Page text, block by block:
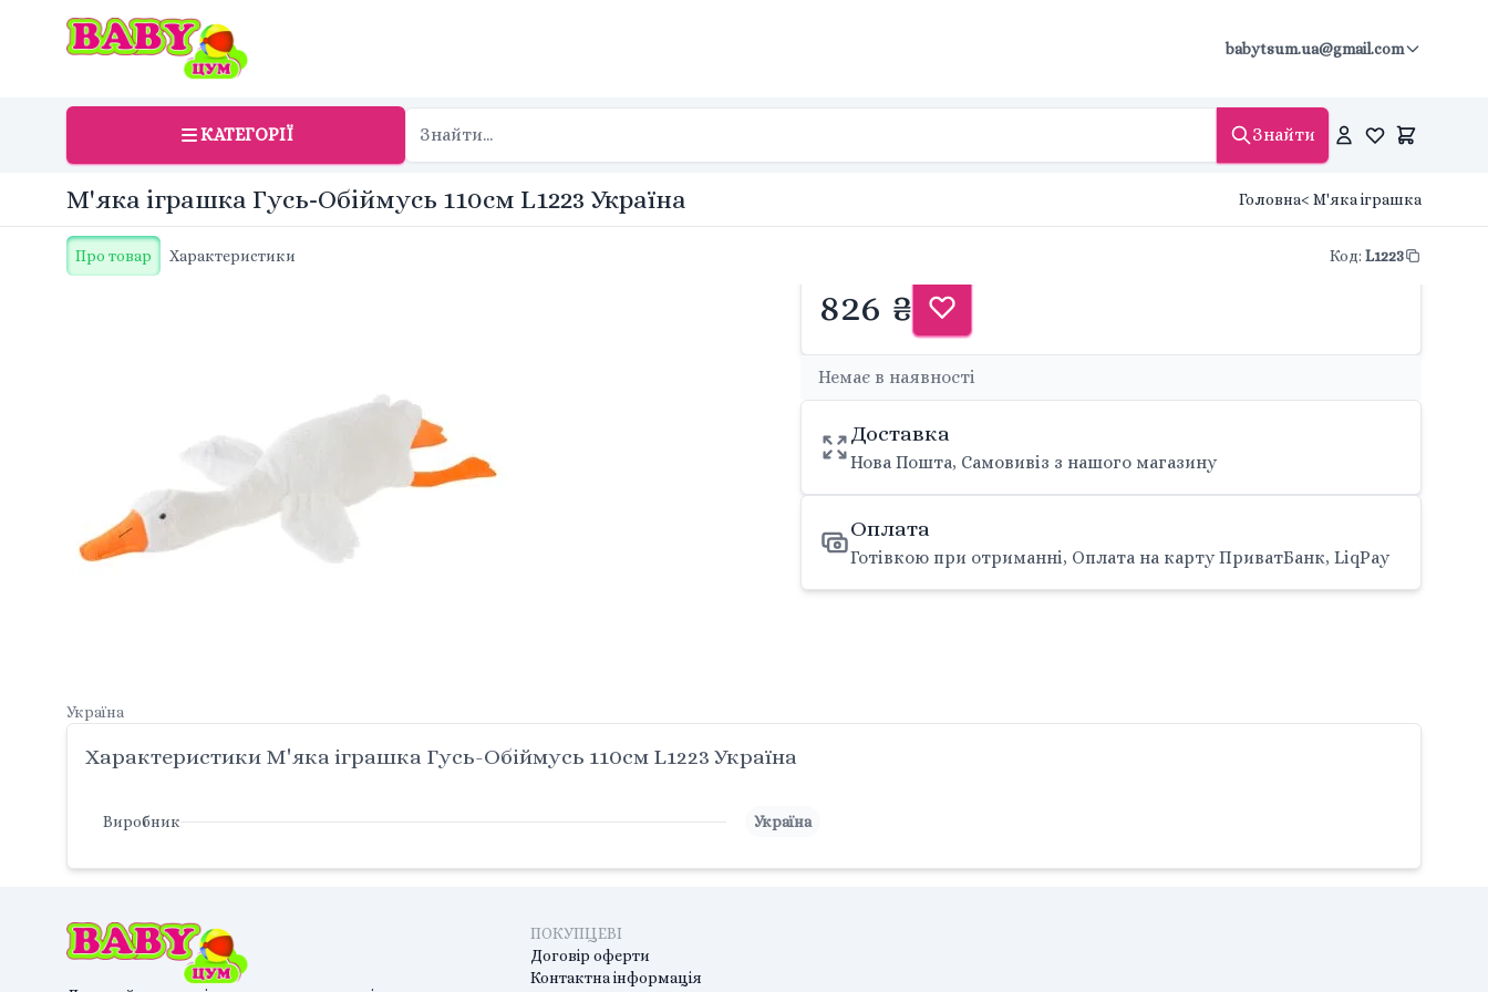
babytsum.ua@gmail.com
КАТЕГОРІЇ Знайти
М'яка іграшка Гусь-Обіймусь 110см L1223 Україна Головна< М'яка іграшка
Про товар Характеристики Код: L1223
Україна
826 ₴
Немає в наявності
Доставка
Нова Пошта, Самовивіз з нашого магазину
Оплата
Готівкою при отриманні, Оплата на карту ПриватБанк, LiqPay
Характеристики М'яка іграшка Гусь-Обіймусь 110см L1223 Україна
Виробник Україна
ПОКУПЦЕВІ
Договір оферти
Контактна інформація